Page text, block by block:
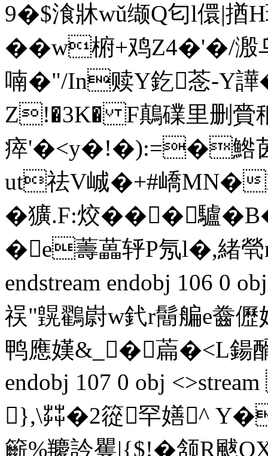
9�$湌牀wǔ缬Q匂l儇|揂
��w椨+鸡Z4�'�/溵
喃�"/In赎Y釳菍-Y
Z!�3K� F鷏礏里删賫
瘁'�< y�!�):=�鯦茵
ut祛V峸�+#嶠MN�
�獷.F:烄���驢
�e薵藟轷P氖l�,緒
endstream endobj 106 0
祦"皩鸐嶎w釴r鬝艑e
鸭應嫨 &_�萹�<L鍚
endobj 107 0 obj
},\茻�2篵罕嫸^ Y�
籪%羻訡矍|{$!�颔R